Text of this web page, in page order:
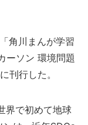
角川まんが学習
ーソン 環境問題
刊行した。
界で初めて地球